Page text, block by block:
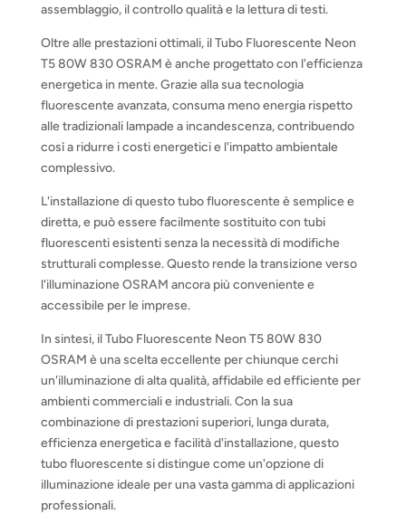
assemblaggio, il controllo qualità e la lettura di testi.
Oltre alle prestazioni ottimali, il Tubo Fluorescente Neon
T5 80W 830 OSRAM è anche progettato con l'efficienza
energetica in mente. Grazie alla sua tecnologia
fluorescente avanzata, consuma meno energia rispetto
alle tradizionali lampade a incandescenza, contribuendo
così a ridurre i costi energetici e l'impatto ambientale
complessivo.
L'installazione di questo tubo fluorescente è semplice e
diretta, e può essere facilmente sostituito con tubi
fluorescenti esistenti senza la necessità di modifiche
strutturali complesse. Questo rende la transizione verso
l'illuminazione OSRAM ancora più conveniente e
accessibile per le imprese.
In sintesi, il Tubo Fluorescente Neon T5 80W 830
OSRAM è una scelta eccellente per chiunque cerchi
un'illuminazione di alta qualità, affidabile ed efficiente per
ambienti commerciali e industriali. Con la sua
combinazione di prestazioni superiori, lunga durata,
efficienza energetica e facilità d'installazione, questo
tubo fluorescente si distingue come un'opzione di
illuminazione ideale per una vasta gamma di applicazioni
professionali.